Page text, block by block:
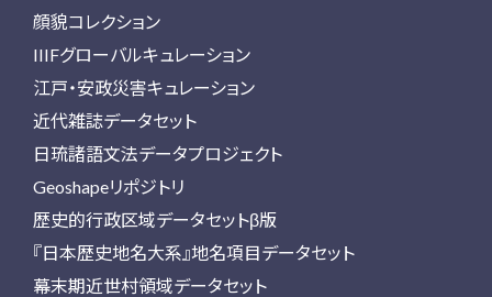
顔貌コレクション
IIIFグローバルキュレーション
江戸・安政災害キュレーション
近代雑誌データセット
日琉諸語文法データプロジェクト
Geoshapeリポジトリ
歴史的行政区域データセットβ版
『日本歴史地名大系』地名項目データセット
幕末期近世村領域データセット